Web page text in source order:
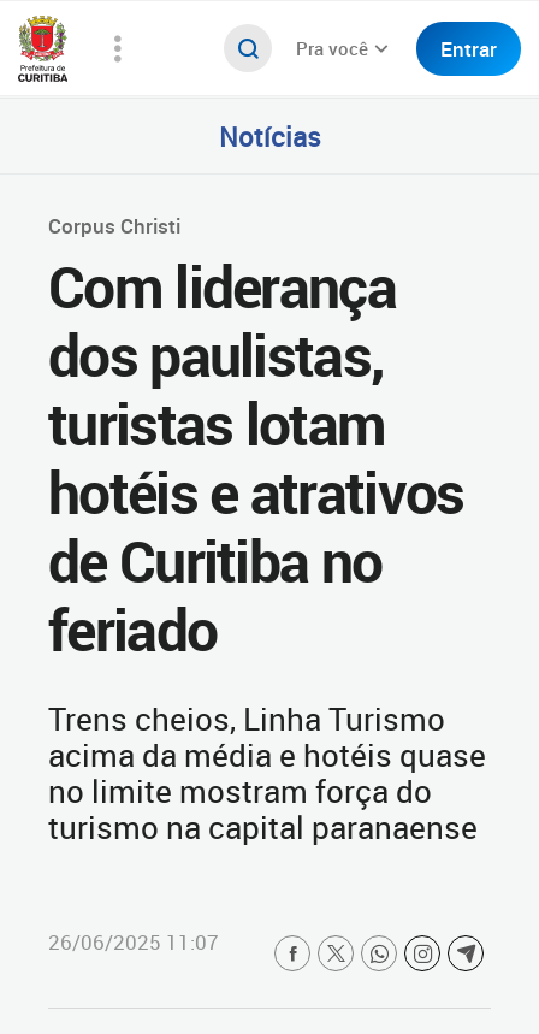
Pra você Entrar
Notícias
Corpus Christi
Com liderança
dos paulistas,
turistas lotam
hotéis e atrativos
de Curitiba no
feriado
Trens cheios, Linha Turismo
acima da média e hotéis quase
no limite mostram força do
turismo na capital paranaense
26/06/2025 11:07